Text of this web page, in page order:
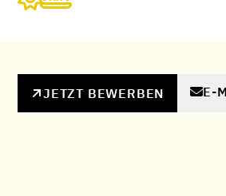
JETZT BEWERBEN E-